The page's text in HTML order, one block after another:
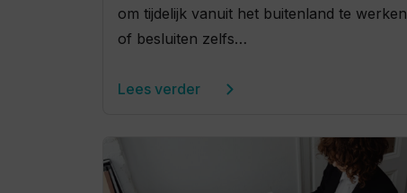
om tijdelijk vanuit het buitenland te werken
of besluiten zelfs…
Lees verder